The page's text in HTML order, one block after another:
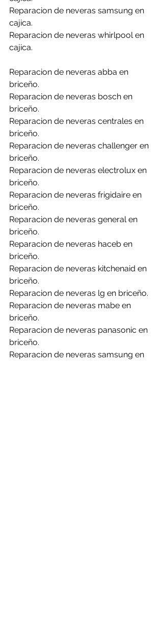
Reparacion de neveras samsung en
cajica.
Reparacion de neveras whirlpool en
cajica.
Reparacion de neveras abba en
briceño.
Reparacion de neveras bosch en
briceño.
Reparacion de neveras centrales en
briceño.
Reparacion de neveras challenger en
briceño.
Reparacion de neveras electrolux en
briceño.
Reparacion de neveras frigidaire en
briceño.
Reparacion de neveras general en
briceño.
Reparacion de neveras haceb en
briceño.
Reparacion de neveras kitchenaid en
briceño.
Reparacion de neveras lg en briceño.
Reparacion de neveras mabe en
briceño.
Reparacion de neveras panasonic en
briceño.
Reparacion de neveras samsung en